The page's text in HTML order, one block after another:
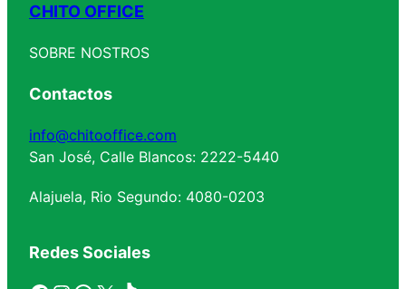
CHITO OFFICE
SOBRE NOSTROS
Contactos
info@chitooffice.com
San José, Calle Blancos: 2222-5440
Alajuela, Rio Segundo: 4080-0203
Redes Sociales